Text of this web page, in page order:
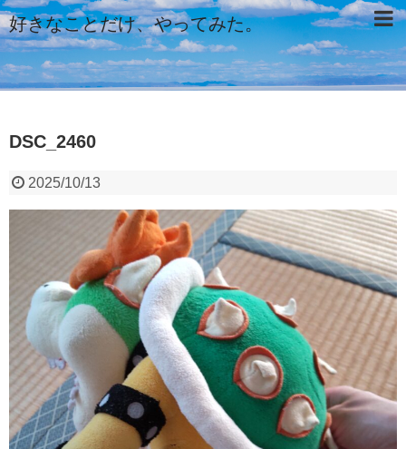
好きなことだけ、やってみた。
DSC_2460
2025/10/13